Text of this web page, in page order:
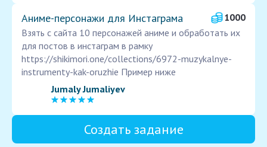
Аниме-персонажи для Инстаграма
1000
Взять с сайта 10 персонажей аниме и обработать их
для постов в инстаграм в рамку
https://shikimori.one/collections/6972-muzykalnye-
instrumenty-kak-oruzhie Пример ниже
Jumaly Jumaliyev
Создать задание